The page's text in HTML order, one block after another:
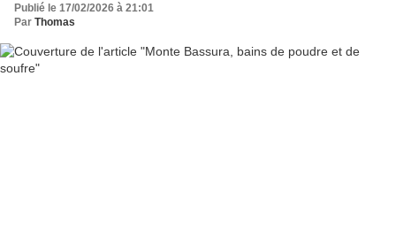
Publié le 17/02/2026 à 21:01
Par Thomas